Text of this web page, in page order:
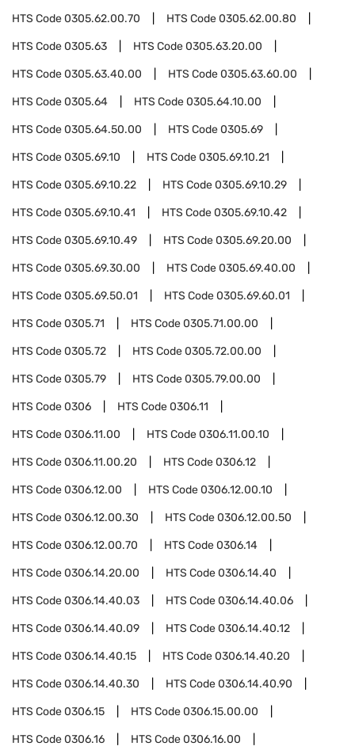
HTS Code0305.62.00.70 HTS Code0305.62.00.80
HTS Code0305.63 HTS Code0305.63.20.00
HTS Code0305.63.40.00 HTS Code0305.63.60.00
HTS Code0305.64 HTS Code0305.64.10.00
HTS Code0305.64.50.00 HTS Code0305.69
HTS Code0305.69.10 HTS Code0305.69.10.21
HTS Code0305.69.10.22 HTS Code0305.69.10.29
HTS Code0305.69.10.41 HTS Code0305.69.10.42
HTS Code0305.69.10.49 HTS Code0305.69.20.00
HTS Code0305.69.30.00 HTS Code0305.69.40.00
HTS Code0305.69.50.01 HTS Code0305.69.60.01
HTS Code0305.71 HTS Code0305.71.00.00
HTS Code0305.72 HTS Code0305.72.00.00
HTS Code0305.79 HTS Code0305.79.00.00
HTS Code0306 HTS Code0306.11
HTS Code0306.11.00 HTS Code0306.11.00.10
HTS Code0306.11.00.20 HTS Code0306.12
HTS Code0306.12.00 HTS Code0306.12.00.10
HTS Code0306.12.00.30 HTS Code0306.12.00.50
HTS Code0306.12.00.70 HTS Code0306.14
HTS Code0306.14.20.00 HTS Code0306.14.40
HTS Code0306.14.40.03 HTS Code0306.14.40.06
HTS Code0306.14.40.09 HTS Code0306.14.40.12
HTS Code0306.14.40.15 HTS Code0306.14.40.20
HTS Code0306.14.40.30 HTS Code0306.14.40.90
HTS Code0306.15 HTS Code0306.15.00.00
HTS Code0306.16 HTS Code0306.16.00